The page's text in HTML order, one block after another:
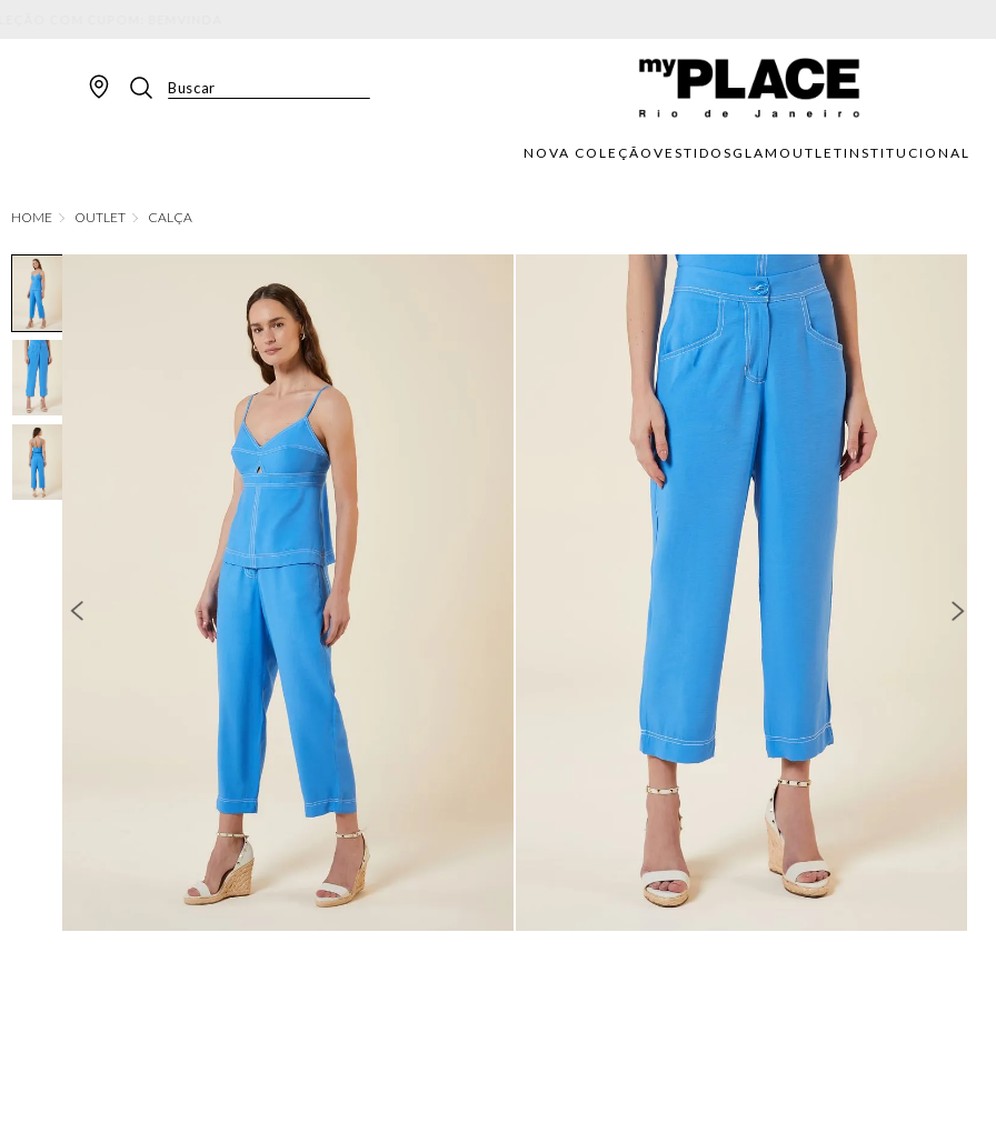
Buscar
CALÇA JEANS
NOVA COLEÇÃO VESTIDOSGLAM OUTLETINSTITUCIONAL
OUTLET CALÇA